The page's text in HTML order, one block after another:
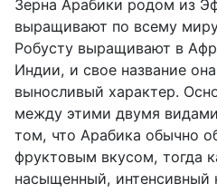
Зерна Арабики родом из
выращивают по всему
Робусту выращивают в
Индии, и свое название
выносливый характер.
между этими двумя
том, что Арабика обычно
фруктовым вкусом, тогда
насыщенный, интенсивный